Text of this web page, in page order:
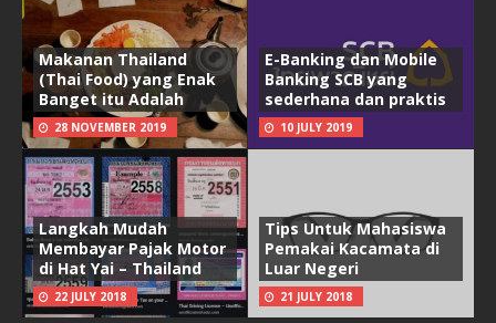
Makanan Thailand
(Thai Food) yang Enak
Banget itu Adalah
28 NOVEMBER 2019
E-Banking dan Mobile
Banking SCB yang
sederhana dan praktis
10 JULY 2019
Langkah Mudah
Membayar Pajak Motor
di Hat Yai – Thailand
22 JULY 2018
Tips Untuk Mahasiswa
Pemakai Kacamata di
Luar Negeri
21 JULY 2018